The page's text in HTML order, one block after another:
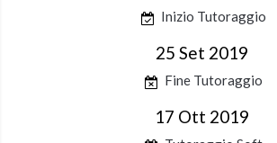
Inizio Tutoraggio
25 Set 2019
Fine Tutoraggio
17 Ott 2019